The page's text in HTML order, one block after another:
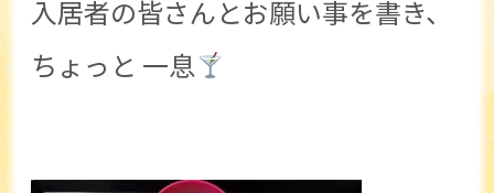
入居者の皆さんとお願い事を書き、
ちょっと 一息